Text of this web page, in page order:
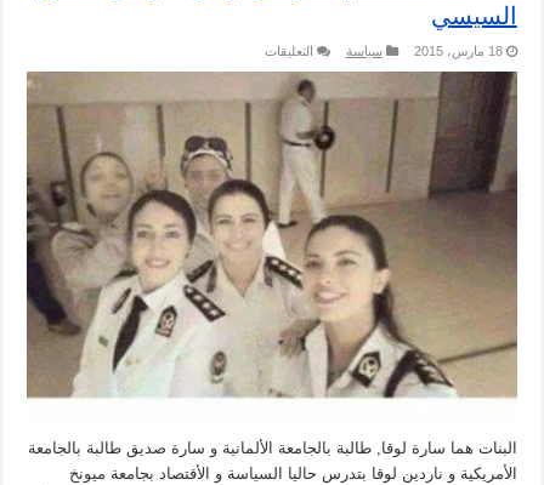
السيسي
18 مارس، 2015 سياسة التعليقات
اللي
بمؤتمر
بحضور
السيسي
مغلقة
البنات هما سارة لوقا, طالبة بالجامعة الألمانية و سارة صديق طالبة بالجامعة
الأمريكية و ناردين لوقا بتدرس حاليا السياسة و الأقتصاد بجامعة ميونخ